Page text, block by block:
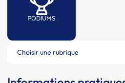
PODIUMS
Choisir une rubrique